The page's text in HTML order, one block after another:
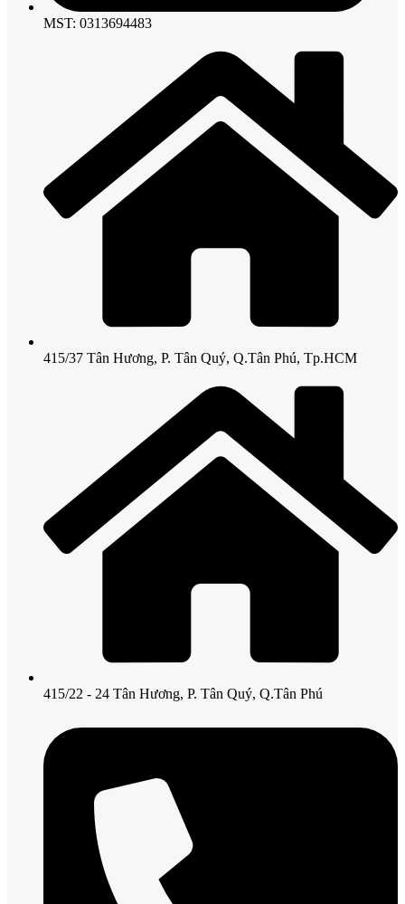
MST: 0313694483
415/37 Tân Hương, P. Tân Quý, Q.Tân Phú, Tp.HCM
415/22 - 24 Tân Hương, P. Tân Quý, Q.Tân Phú